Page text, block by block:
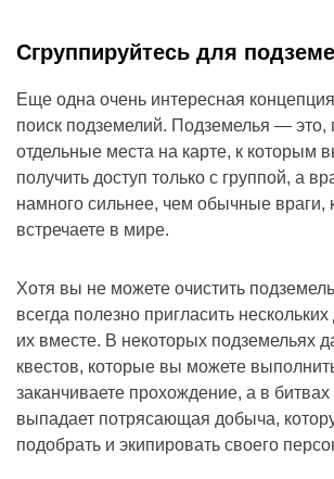
Сгруппируйтесь для
Еще одна очень интересная
поиск подземелий. Подземелья — это,
отдельные места на карте, к которым
получить доступ только с группой, а
намного сильнее, чем обычные враги,
встречаете в мире.
Хотя вы не можете очистить
всегда полезно пригласить
их вместе. В некоторых подземельях
квестов, которые вы можете
заканчиваете прохождение, а в
выпадает потрясающая добыча,
подобрать и экипировать своего